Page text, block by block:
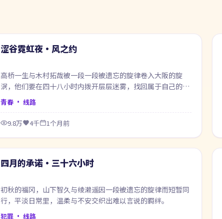
最新
涩谷霓虹夜·风之约
高桥一生与木村拓哉被一段一段被遗忘的旋律卷入大阪的旋
涡，他们要在四十八小时内拨开层层迷雾，找回属于自己的那
一句答案。
青春 · 线路
9.8万 4千 1个月前
最新
四月的承诺·三十六小时
初秋的福冈，山下智久与绫濑遥因一段被遗忘的旋律而短暂同
行，平淡日常里，温柔与不安交织出难以言说的羁绊。
犯罪 · 线路